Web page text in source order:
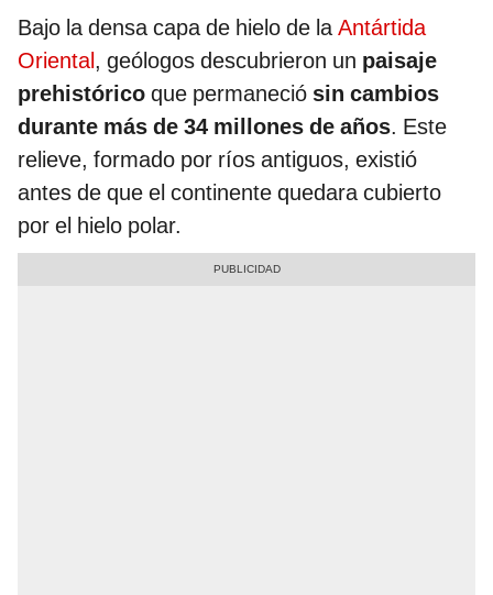
Bajo la densa capa de hielo de laAntártida
Oriental, geólogos descubrieron un paisaje
prehistórico que permaneció sin cambios
durante más de 34 millones de años. Este
relieve, formado por ríos antiguos, existió
antes de que el continente quedara cubierto
por el hielo polar.